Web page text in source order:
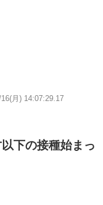
月) 14:07:29.17
下の接種始まっ